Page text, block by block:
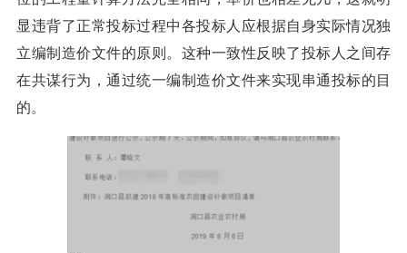
显违背了正常投标过程中各投标人应根据自身实际情况独
立编制造价文件的原则。这种一致性反映了投标人之间存
在共谋行为，通过统一编制造价文件来实现串通投标的目
的。